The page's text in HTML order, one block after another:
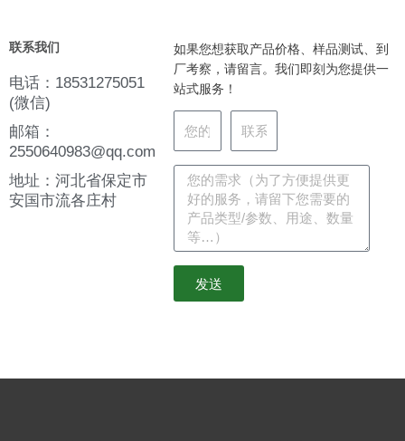
联系我们
电话：18531275051
(微信)
邮箱：
2550640983@qq.com
地址：河北省保定市
安国市流各庄村
如果您想获取产品价格、样品测试、到
厂考察，请留言。我们即刻为您提供一
站式服务！
发送